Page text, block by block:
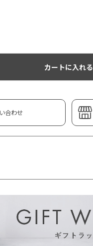
カートに入れる
合わせ